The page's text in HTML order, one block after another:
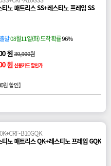
노 매트리스 SS+레스티노 프레임 SS
발08월11일(화) 도착 확률96%
원30,900원
원 신용카드 할인가
원 할인】
B10GQK
티노 매트리스 QK+레스티노 프레임 GQK